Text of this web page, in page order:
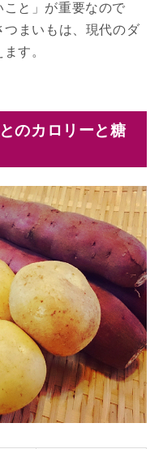
と」が重要なので
まいもは、現代のダ
す。
のカロリーと糖